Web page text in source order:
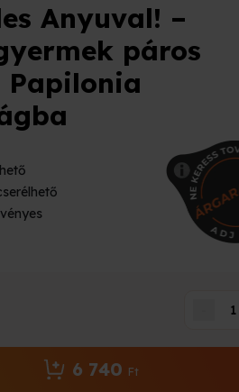
Anyuval! –
páros
Papilonia
1
6 740 Ft